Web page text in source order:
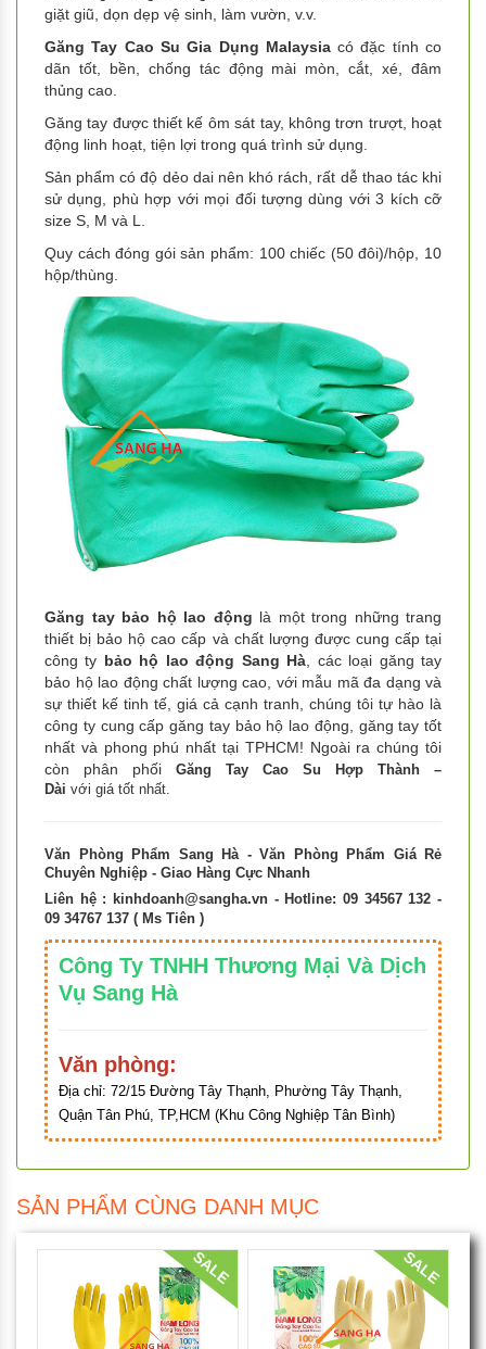
giặt giũ, dọn dẹp vệ sinh, làm vườn, v.v.
Găng Tay Cao Su Gia Dụng Malaysiacó đặc tính co
dãn tốt, bền, chống tác động mài mòn, cắt, xé, đâm
thủng cao.
Găng tay được thiết kế ôm sát tay, không trơn trượt, hoạt
động linh hoạt, tiện lợi trong quá trình sử dụng.
Sản phẩm có độ dẻo dai nên khó rách, rất dễ thao tác khi
sử dụng, phù hợp với mọi đối tượng dùng với 3 kích cỡ
size S, M và L.
Quy cách đóng gói sản phẩm: 100 chiếc (50 đôi)/hộp, 10
hộp/thùng.
Găng tay bảo hộ lao động là một trong những trang
thiết bị bảo hộ cao cấp và chất lượng được cung cấp tại
công ty bảo hộ lao động Sang Hà , các loại găng tay
bảo hộ lao động chất lượng cao, với mẫu mã đa dạng và
sự thiết kế tinh tế, giá cả cạnh tranh, chúng tôi tự hào là
công ty cung cấp găng tay bảo hộ lao động, găng tay tốt
nhất và phong phú nhất tại TPHCM! Ngoài ra chúng tôi
còn phân phối Găng Tay Cao Su Hợp Thành –
Dài với giá tốt nhất.
Văn Phòng Phẩm Sang Hà - Văn Phòng Phẩm Giá Rẻ
Chuyên Nghiệp - Giao Hàng Cực Nhanh
Liên hệ : kinhdoanh@sangha.vn - Hotline: 09 34567 132 -
09 34767 137 ( Ms Tiên )
Công Ty TNHH Thương Mại Và Dịch
Vụ Sang Hà
Văn phòng:
Địa chỉ: 72/15 Đường Tây Thạnh, Phường Tây Thạnh,
Quận Tân Phú, TP,HCM (Khu Công Nghiệp Tân Bình)
SẢN PHẨM CÙNG DANH MỤC
SALE SALE